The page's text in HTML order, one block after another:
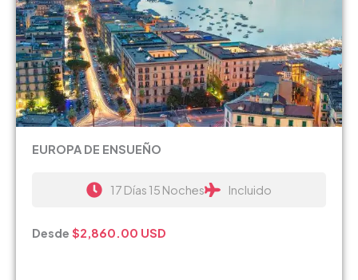
EUROPA DE ENSUEÑO
17 Días 15 Noches Incluido
Desde $2,860.00 USD